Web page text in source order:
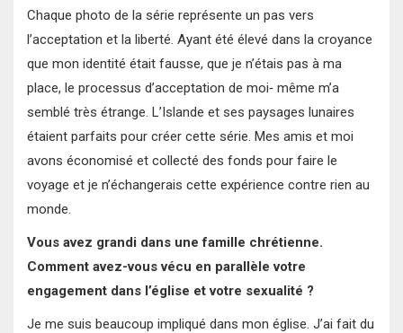
Chaque photo de la série représente un pas vers
l’acceptation et la liberté. Ayant été élevé dans la croyance
que mon identité était fausse, que je n’étais pas à ma
place, le processus d’acceptation de moi‐ même m’a
semblé très étrange. L’Islande et ses paysages lunaires
étaient parfaits pour créer cette série. Mes amis et moi
avons économisé et collecté des fonds pour faire le
voyage et je n’échangerais cette expérience contre rien au
monde.
Vous avez grandi dans une famille chrétienne.
Comment avez-vous vécu en parallèle votre
engagement dans l’église et votre sexualité ?
Je me suis beaucoup impliqué dans mon église. J’ai fait du